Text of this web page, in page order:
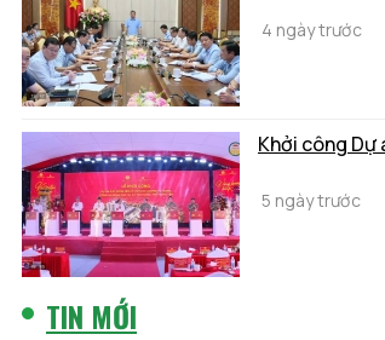
4 ngày trước
Khởi công Dự
5 ngày trước
TIN MỚI